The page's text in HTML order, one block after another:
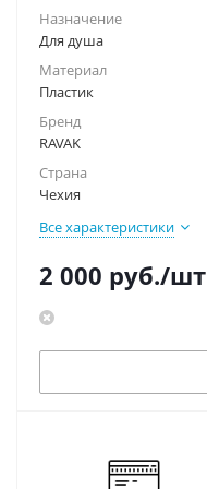
Назначение
Для душа
Материал
Пластик
Бренд
RAVAK
Страна
Чехия
Все характеристики
2 000 руб./шт